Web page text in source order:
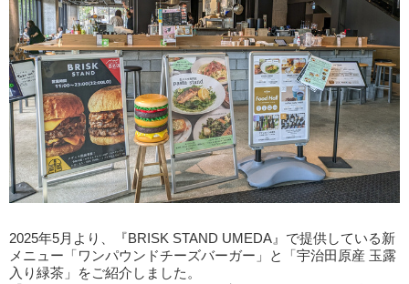
2025年5月より、『BRISK STAND UMEDA』で提供している新
メニュー「ワンパウンドチーズバーガー」と「宇治田原産 玉露
入り緑茶」をご紹介しました。